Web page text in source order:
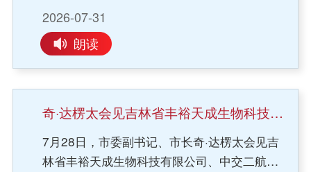
治、公园绿地提质改造、物业服务管理等重点
工作落实情况。奇·达楞太在辽河公园便民设施
浮桥维修改造项目区实地查看公园绿地提质改
造建设推进情况。奇·达楞太强调，要深入践行
人民城市理念，高质量推进城市更新行动，不
断提升城市精细化管理水平，切实增强群众满
片区综合改造，因地制宜创新运营管理模式，
健全多元协同机制，广泛调动居民群众、市场
智能全球治理高级别会议开幕式上的主旨讲话
精神，学习《习近平关于树立和践行正确政绩
观论述摘编》部分篇章，研究部署贯彻落实工
作。市委副书记、市政府党组书记、市长奇·达
楞太主持并讲话。会议强调，要认真学习贯彻
落实习近平总书记关于基础教育的重要指示精
神，全面贯彻落实党的教育方针，推进各项教
育政策落地落实，主动对标周边地区找差距、
2026-07-31
朗读
奇·达楞太会见吉林省丰裕天成生物科技、中交二航局吉林分公司、中船科技蒙晋公司等企业客商
7月28日，市委副书记、市长奇·达楞太会见吉
林省丰裕天成生物科技有限公司、中交二航局